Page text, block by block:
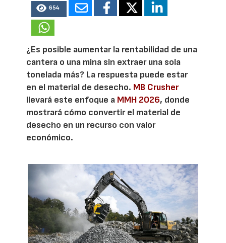
654
¿Es posible aumentar la rentabilidad de una
cantera o una mina sin extraer una sola
tonelada más? La respuesta puede estar
en el material de desecho. MB Crusher
llevará este enfoque a MMH 2026, donde
mostrará cómo convertir el material de
desecho en un recurso con valor
económico.